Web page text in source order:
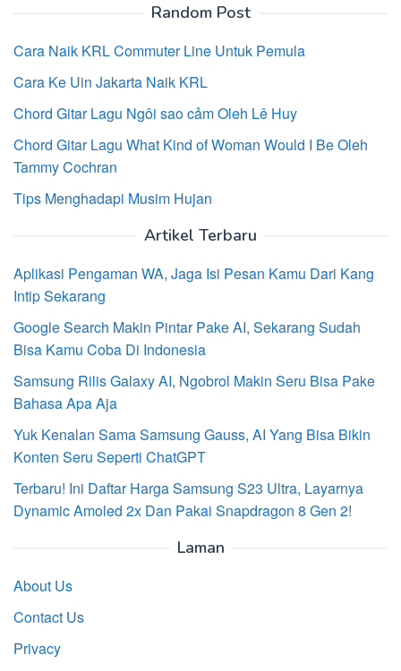
Random Post
Cara Naik KRL Commuter Line Untuk Pemula
Cara Ke Uin Jakarta Naik KRL
Chord Gitar Lagu Ngôi sao cảm Oleh Lê Huy
Chord Gitar Lagu What Kind of Woman Would I Be Oleh
Tammy Cochran
Tips Menghadapi Musim Hujan
Artikel Terbaru
Aplikasi Pengaman WA, Jaga Isi Pesan Kamu Dari Kang
Intip Sekarang
Google Search Makin Pintar Pake AI, Sekarang Sudah
Bisa Kamu Coba Di Indonesia
Samsung Rilis Galaxy AI, Ngobrol Makin Seru Bisa Pake
Bahasa Apa Aja
Yuk Kenalan Sama Samsung Gauss, AI Yang Bisa Bikin
Konten Seru Seperti ChatGPT
Terbaru! Ini Daftar Harga Samsung S23 Ultra, Layarnya
Dynamic Amoled 2x Dan Pakai Snapdragon 8 Gen 2!
Laman
About Us
Contact Us
Privacy